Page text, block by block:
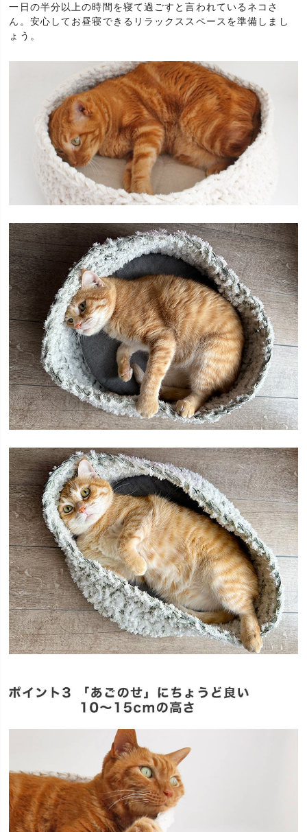
一日の半分以上の時間を寝て過ごすと言われているネコさ
ん。安心してお昼寝できるリラックススペースを準備しまし
ょう。